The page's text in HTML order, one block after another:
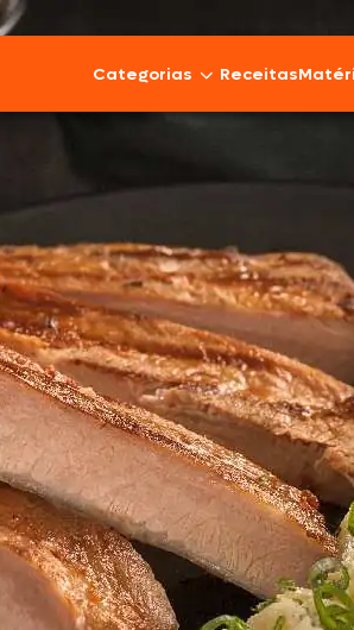
Categorias
Carnes Suínas
Aves
Frios e Embutidos
Peixes e Frutos do Mar
100% Vegetal
Doces, Bolos e
Pães e Massas
Receitas